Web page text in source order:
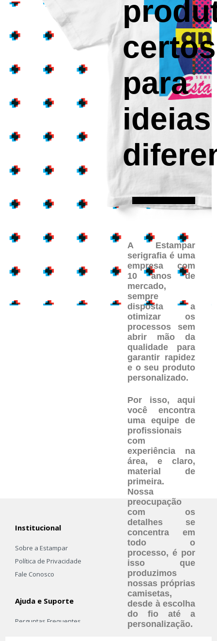
certos
para
ideias
A Estampar
serigrafia é uma
empresa com
10 anos de
mercado,
sempre
disposta a
otimizar os
processos sem
abrir mão da
qualidade para
garantir rapidez
e o seu produto
personalizado.
Por isso, aqui
você encontra
uma equipe de
profissionais
com
experiência na
área, e claro,
material de
primeira.
Nossa
preocupação
com os
detalhes se
concentra em
todo o
processo, é por
isso que
produzimos
nossas próprias
camisetas,
desde à escolha
do fio até a
personalização.
Institucional
Sobre a Estampar
Política de Privacidade
Fale Conosco
Ajuda e Suporte
Perguntas Frequentes